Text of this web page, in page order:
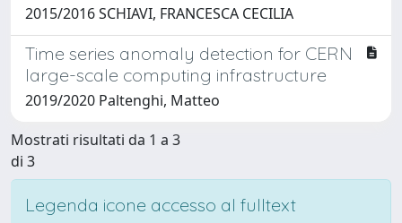
2015/2016 SCHIAVI, FRANCESCA CECILIA
Time series anomaly detection for CERN
large-scale computing infrastructure
2019/2020 Paltenghi, Matteo
Mostrati risultati da 1 a 3
di 3
Legenda icone accesso al fulltext